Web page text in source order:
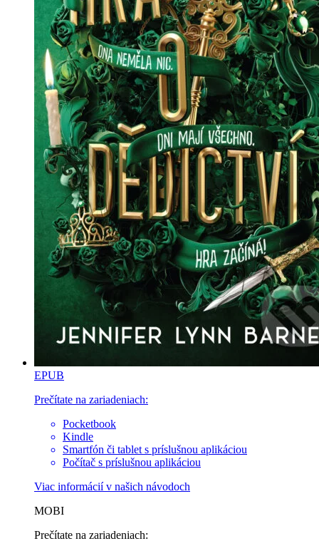
EPUB
Prečítate na zariadeniach:
Pocketbook
Kindle
Smartfón či tablet s príslušnou aplikáciou
Počítač s príslušnou aplikáciou
Viac informácií v našich návodoch
MOBI
Prečítate na zariadeniach: